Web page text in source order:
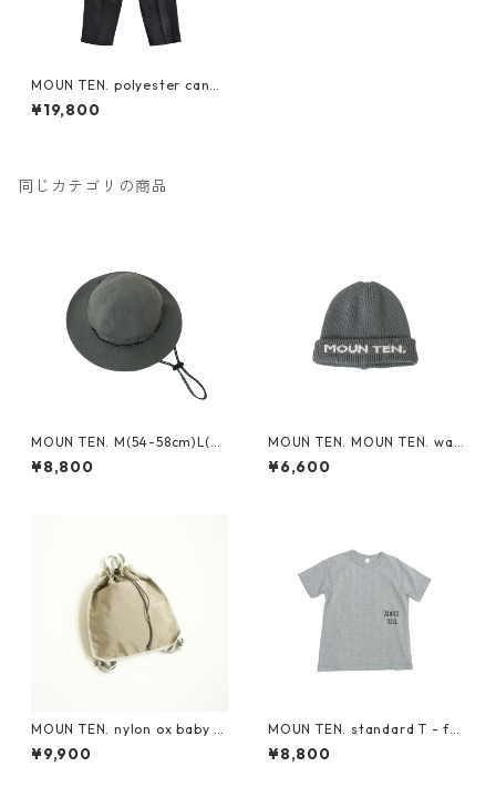
MOUN TEN. polyester canap
a 1tuck pants 1サイズ [MP56
-1502c]
¥19,800
同じカテゴリの商品
MOUN TEN. M(54-58cm)L(~6
0cm) reversible adventure
hat (re-nylon) [MA78-1957
¥8,800
MOUN TEN. MOUN TEN. wat
ch cap [MA74-1958a]
¥6,600
MOUN TEN. nylon ox baby k
napsack [MA71-0215a]
¥9,900
MOUN TEN. standard T - fro
nt logo (organic cotton) 11
0-140 [MT105-1913a]
¥8,800